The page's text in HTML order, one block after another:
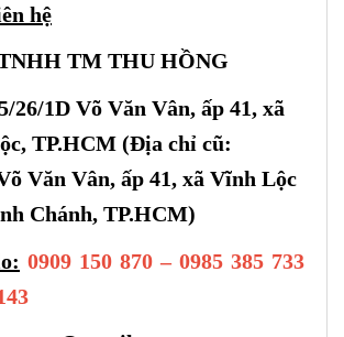
hệ
TM THU HỒNG
26/1D Võ Văn Vân, ấp 41, xã
TP.HCM (Địa chỉ cũ:
Văn Vân, ấp 41, xã Vĩnh Lộc
Chánh, TP.HCM)
0909 150 870 – 0985 385 733